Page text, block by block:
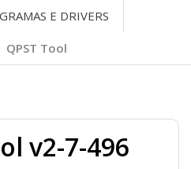
E DRIVERS
QPST Tool
v2-7-496